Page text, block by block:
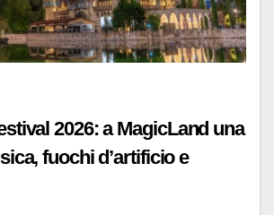
2026: a MagicLand una
fuochi d’artificio e